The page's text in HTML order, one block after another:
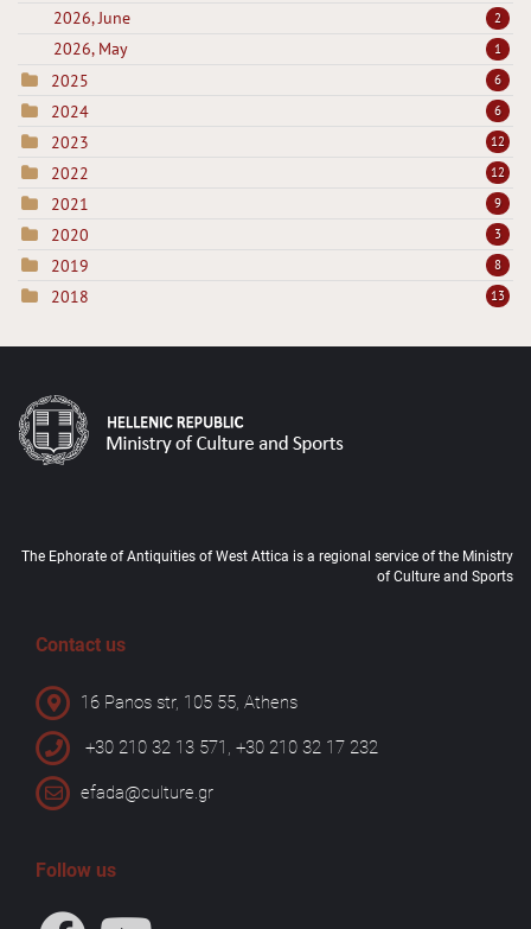
2026, June 2
2026, May 1
2025 6
2024 6
2023 12
2022 12
2021 9
2020 3
2019 8
2018 13
The Ephorate of Antiquities of West Attica is a regional service of the Ministry
of Culture and Sports
Contact us
16 Panos str, 105 55, Athens
+30 210 32 13 571, +30 210 32 17 232
efada@culture.gr
Follow us